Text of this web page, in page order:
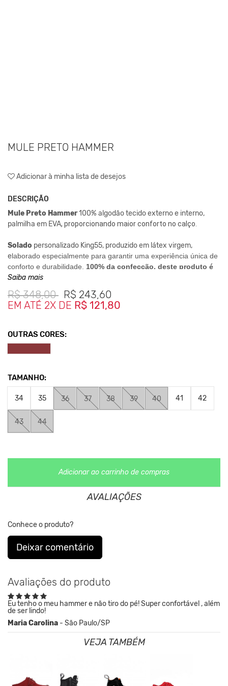
MULE PRETO HAMMER
Adicionar à minha lista de desejos
DESCRIÇÃO
Mule Preto Hammer100% algodão tecido externo e interno,
palmilha em EVA, proporcionando maior conforto no calço.
Solado personalizado King55, produzido em látex virgem,
elaborado especialmente para garantir uma experiência única de
conforto e durabilidade. 100% da confecção, deste produto é
livre de crueldade animal.
Clique aqui Para saber mais sobre a manutenção de seus
Nos Produtos da King55 não se utilizam nenhum material
origem animal. Além disso, sustentabilidade é algo que
Veja abaixo tabela de tamanhos comparados a numerçao
Saiba mais
R$ 348,00 R$ 243,60
EM ATÉ 2X DE R$ 121,80
OUTRAS CORES:
TAMANHO:
34 35 36 37 38 39 40 41 42
43 44
Adicionar ao carrinho de compras
AVALIAÇÕES
Conhece o produto?
Deixar comentário
Avaliações do produto
Eu tenho o meu hammer e não tiro do pé! Super confortável , além
de ser lindo!
Maria Carolina - São Paulo/SP
VEJA TAMBÉM